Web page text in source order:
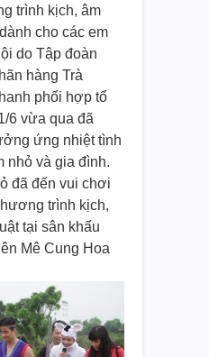
trình kịch, âm
cho các em
do Tập đoàn
hàng Trà
phối hợp tổ
6 vừa qua đã
ứng nhiệt tình
nhỏ và gia đình.
đã đến vui chơi
trình kịch,
tại sân khấu
Mê Cung Hoa